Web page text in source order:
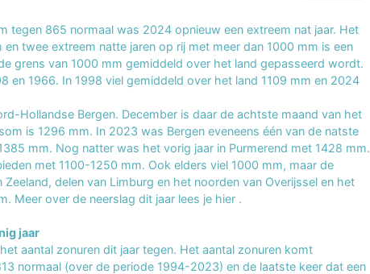
tegen 865 normaal was 2024 opnieuw een extreem nat jaar. Het
twee extreem natte jaren op rij met meer dan 1000 mm is een
grens van 1000 mm gemiddeld over het land gepasseerd wordt.
en 1966. In 1998 viel gemiddeld over het land 1109 mm en 2024
Hollandse Bergen. December is daar de achtste maand van het
is 1296 mm. In 2023 was Bergen eveneens één van de natste
mm. Nog natter was het vorig jaar in Purmerend met 1428 mm.
met 1100-1250 mm. Ook elders viel 1000 mm, maar de
delen van Limburg en het noorden van Overijssel en het
Meer over de neerslag dit jaar lees je hier .
jaar
aantal zonuren dit jaar tegen. Het aantal zonuren komt
normaal (over de periode 1994-2023) en de laatste keer dat een